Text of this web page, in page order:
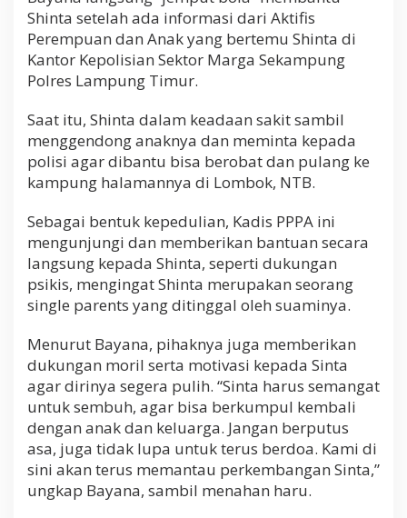
n
g
T
i
m
Shinta setelah ada informasi dari Aktifis
Perempuan dan Anak yang bertemu Shinta di
Kantor Kepolisian Sektor Marga Sekampung
Polres Lampung Timur.
Saat itu, Shinta dalam keadaan sakit sambil
menggendong anaknya dan meminta kepada
polisi agar dibantu bisa berobat dan pulang ke
kampung halamannya di Lombok, NTB.
Sebagai bentuk kepedulian, Kadis PPPA ini
mengunjungi dan memberikan bantuan secara
langsung kepada Shinta, seperti dukungan
psikis, mengingat Shinta merupakan seorang
single parents yang ditinggal oleh suaminya.
Menurut Bayana, pihaknya juga memberikan
dukungan moril serta motivasi kepada Sinta
agar dirinya segera pulih. “Sinta harus semangat
untuk sembuh, agar bisa berkumpul kembali
dengan anak dan keluarga. Jangan berputus
asa, juga tidak lupa untuk terus berdoa. Kami di
sini akan terus memantau perkembangan Sinta,”
ungkap Bayana, sambil menahan haru.